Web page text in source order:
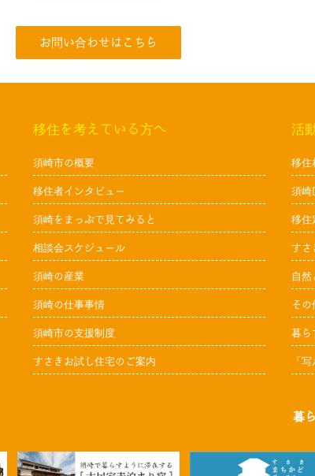
お問い合わせはこちら
移住を考えている方へ
須崎市の概要
移住者インタビュー
須崎をまっぷで見てみると
相談会スケジュール
須崎の産業
須崎の仕事事情
須崎市の支援制度
すさきお試し住宅のご案内
活
移住
須崎
移住
すさ
自然
その
暮ら
「
暮